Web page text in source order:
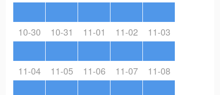
10-30 10-31 11-01 11-02 11-03
11-04 11-05 11-06 11-07 11-08